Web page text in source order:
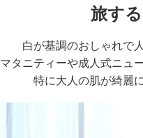
旅す
白が基調のおしゃれで
マタニティーや成人式ニュ
特に大人の肌が綺麗